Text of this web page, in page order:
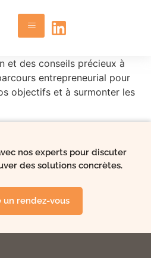
et des conseils précieux à
entrepreneurial pour
objectifs et à surmonter les
nos experts pour discuter
des solutions concrètes.
un rendez-vous